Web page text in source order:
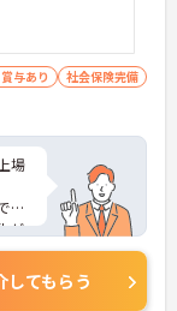
与あり
社会保険完備
場
が
してもらう